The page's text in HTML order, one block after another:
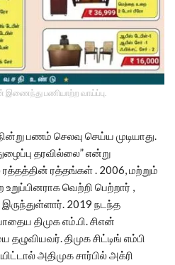
இணைந்து பணியாற்ற வாய்ப்பு.
பணம் செலவு செய்ய முடியாது.
தரவில்லை” என்று
ரத்தத்தின் ரத்தங்கள் . 2006, மற்றும்
வெற்றி பெற்றார் ,
2019 நடந்த
திமுக எம்.பி. சிஎன்
திமுக சிட்டிங் எம்பி
அதிமுக சார்பில் அக்ரி